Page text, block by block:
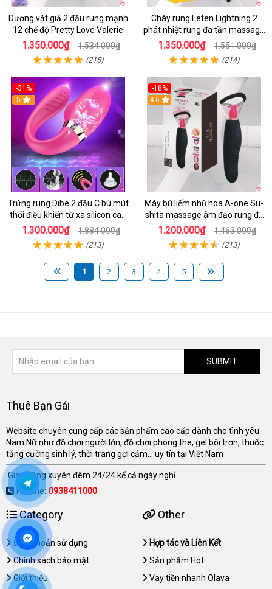
Dương vật giả 2 đầu rung mạnh
12 chế độ Pretty Love Valerie
mua ngay
1.350.000₫ 1.534.000₫
(215)
Chày rung Leten Lightning 2
phát nhiệt rung đa tần massage
toàn thân kích thích
1.350.000₫ 1.551.000₫
(214)
-31%
5
Trứng rung Dibe 2 đầu C bú mút
thổi điều khiển từ xa silicon cao
cấp kích thích điểm G
1.300.000₫ 1.884.000₫
(213)
-18%
4.6
Máy bú liếm nhũ hoa A-one Su-
shita massage âm đạo rung đa
chế độ
1.200.000₫ 1.463.000₫
(213)
1 2 3 4 5
SUBMIT
Thuê Bạn Gái
Website chuyên cung cấp các sản phẩm cao cấp dành cho tình yêu
Nam Nữ như đồ chơi người lớn, đồ chơi phòng the, gel bôi trơn, thuốc
tăng cường sinh lý, thời trang gợi cảm... uy tín tại Việt Nam
Giao hàng xuyên đêm 24/24 kể cả ngày nghỉ
Hotline: 0938411000
Category
Điều khoản sử dụng
Chính sách bảo mật
Giới thiệu
Other
Hợp tác và Liên Kết
Sản phẩm Hot
Vay tiền nhanh Olava